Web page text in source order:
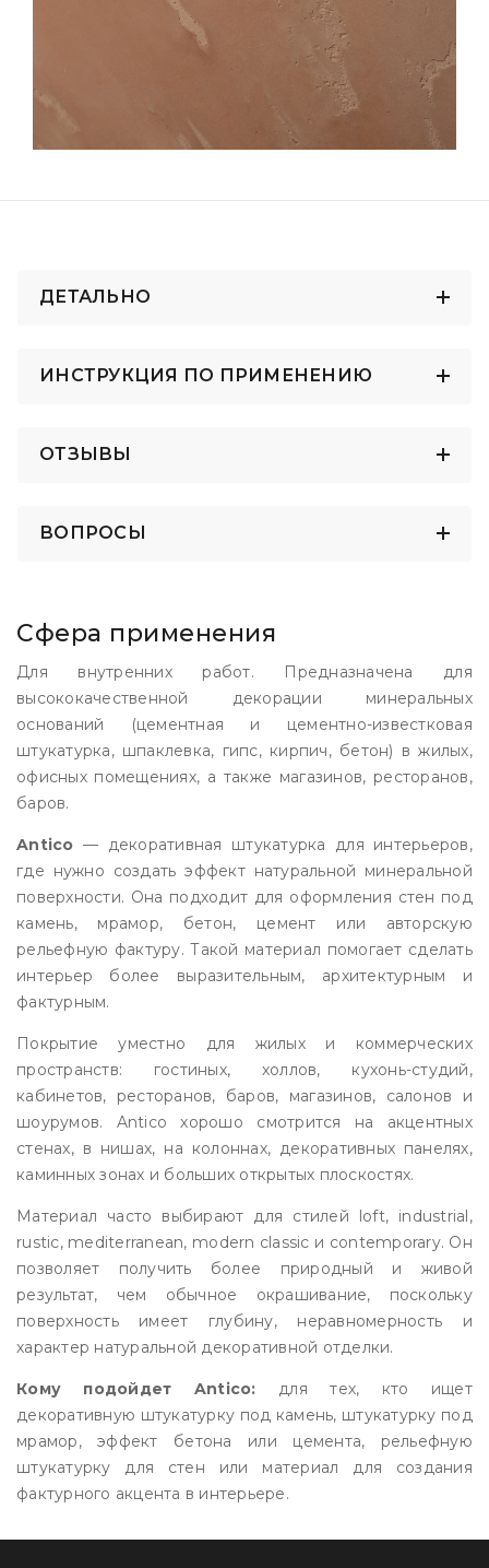
ДЕТАЛЬНО
ИНСТРУКЦИЯ ПО ПРИМЕНЕНИЮ
ОТЗЫВЫ
ВОПРОСЫ
Сфера применения
Для внутренних работ. Предназначена для
высококачественной декорации минеральных
оснований (цементная и цементно-известковая
штукатурка, шпаклевка, гипс, кирпич, бетон) в жилых,
офисных помещениях, а также магазинов, ресторанов,
баров.
Antico — декоративная штукатурка для интерьеров,
где нужно создать эффект натуральной минеральной
поверхности. Она подходит для оформления стен под
камень, мрамор, бетон, цемент или авторскую
рельефную фактуру. Такой материал помогает сделать
интерьер более выразительным, архитектурным и
фактурным.
Покрытие уместно для жилых и коммерческих
пространств: гостиных, холлов, кухонь-студий,
кабинетов, ресторанов, баров, магазинов, салонов и
шоурумов. Antico хорошо смотрится на акцентных
стенах, в нишах, на колоннах, декоративных панелях,
каминных зонах и больших открытых плоскостях.
Материал часто выбирают для стилей loft, industrial,
rustic, mediterranean, modern classic и contemporary. Он
позволяет получить более природный и живой
результат, чем обычное окрашивание, поскольку
поверхность имеет глубину, неравномерность и
характер натуральной декоративной отделки.
Кому подойдет Antico: для тех, кто ищет
декоративную штукатурку под камень, штукатурку под
мрамор, эффект бетона или цемента, рельефную
штукатурку для стен или материал для создания
фактурного акцента в интерьере.